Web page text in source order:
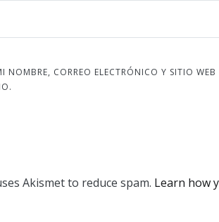
NOMBRE, CORREO ELECTRÓNICO Y SITIO
Akismet to reduce spam. Learn how